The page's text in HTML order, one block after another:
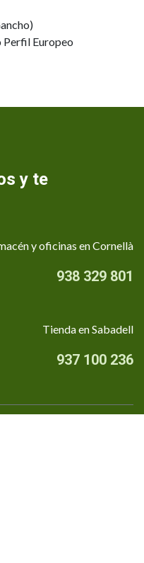
Europeo
y te
y oficinas en Cornellà
938 329 801
Tienda en Sabadell
937 100 236